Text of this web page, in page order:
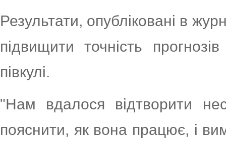
Результати, опубліковані в
підвищити точність
півкулі.
"Нам вдалося відтворити
пояснити, як вона працює, і